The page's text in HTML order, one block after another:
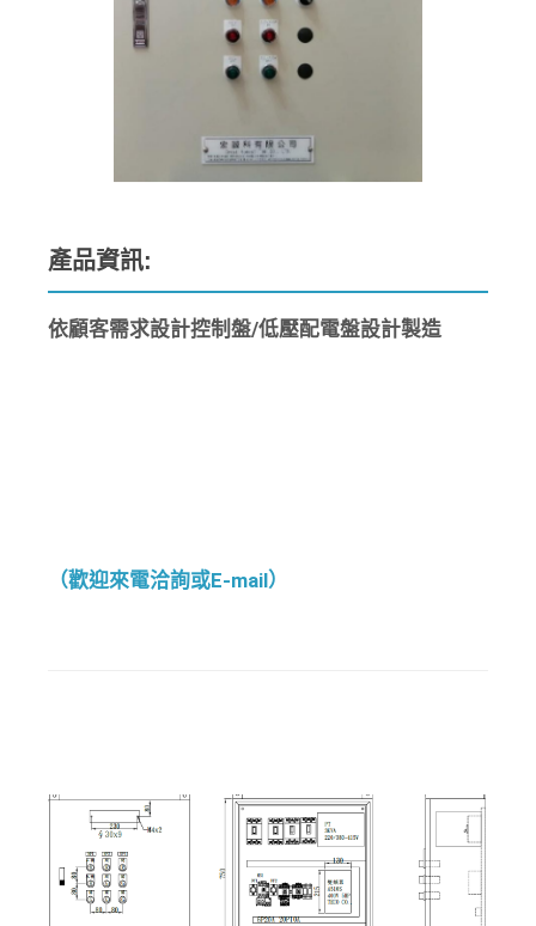
產品資訊:
依顧客需求設計控制盤/低壓配電盤設計製造
（歡迎來電洽詢或E-mail）